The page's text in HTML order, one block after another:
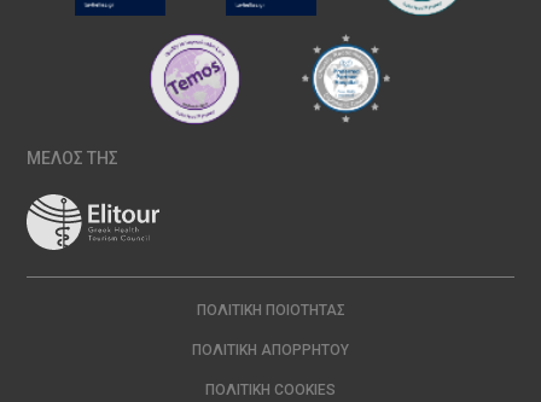
ΜΕΛΟΣ ΤΗΣ
ΠΟΛΙΤΙΚΉ ΠΟΙΌΤΗΤΑΣ
ΠΟΛΙΤΙΚΉ ΑΠΟΡΡΉΤΟΥ
ΠΟΛΙΤΙΚΉ COOKIES